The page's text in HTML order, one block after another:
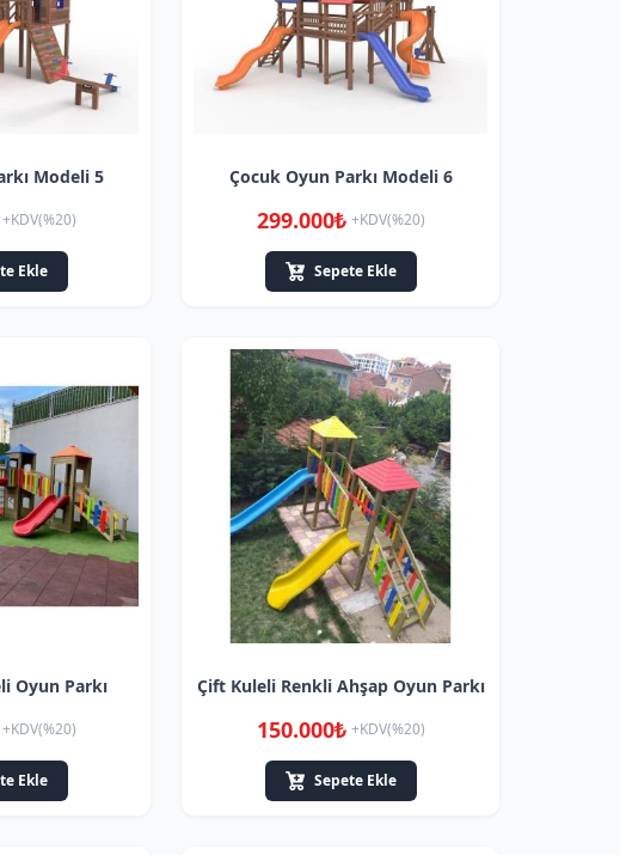
Modeli 5
+KDV(%20)
Ekle
Çocuk Oyun Parkı Modeli 6
299.000₺ +KDV(%20)
Sepete Ekle
Oyun Parkı
+KDV(%20)
Ekle
Çift Kuleli Renkli Ahşap Oyun Parkı
150.000₺ +KDV(%20)
Sepete Ekle